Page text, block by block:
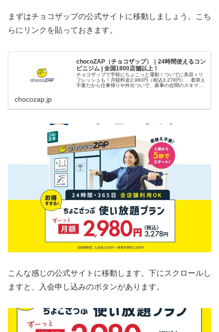
まずはチョコザップの公式サイトに移動しましょう。こち
らにリンクを貼っておきます。
chocoZAP（チョコザップ）｜24時間使えるコン
ビニジム | 全国1800店舗以上！
チョコザップで手軽にちょこっと運動！ついでに美容＋リ
フレッシュも！月額料金2,980円（税込3,278円）、着替え
不要だから仕事帰りや外出ついで、家事の合間のスキマ時
chocozap.jp
こんな感じの公式サイトに移動します。下にスクロールし
ますと、入会申し込みのボタンがあります。